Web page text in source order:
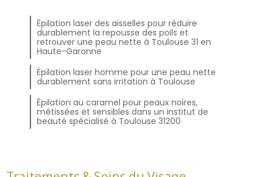
Épilation laser des aisselles pour réduire
durablement la repousse des poils et
retrouver une peau nette à Toulouse 31 en
Haute-Garonne
Épilation laser homme pour une peau nette
durablement sans irritation à Toulouse
Épilation au caramel pour peaux noires,
métissées et sensibles dans un institut de
beauté spécialisé à Toulouse 31200